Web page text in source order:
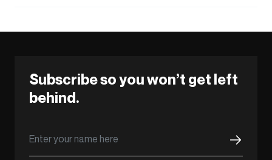
Subscribe so you won’t get left
behind.